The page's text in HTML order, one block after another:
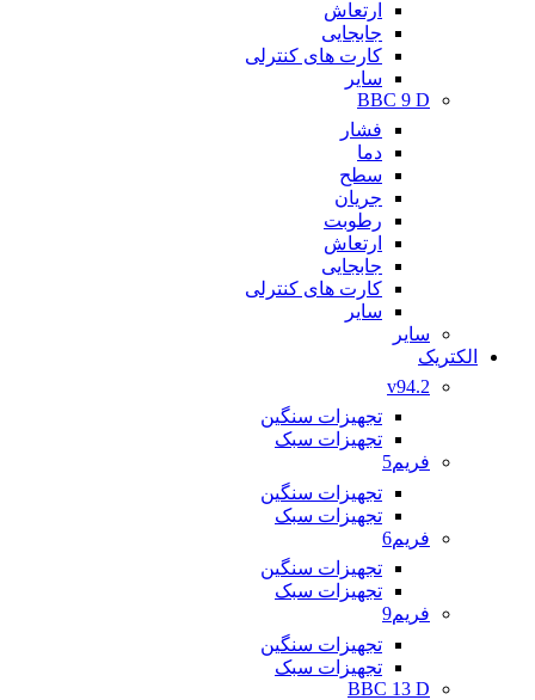
ارتعاش
جابجایی
کارت های کنترلی
سایر
BBC 9 D
فشار
دما
سطح
جریان
رطوبت
ارتعاش
جابجایی
کارت های کنترلی
سایر
سایر
الکتریک
v94.2
تجهیزات سنگین
تجهیزات سبک
فریم5
تجهیزات سنگین
تجهیزات سبک
فریم6
تجهیزات سنگین
تجهیزات سبک
فریم9
تجهیزات سنگین
تجهیزات سبک
BBC 13 D